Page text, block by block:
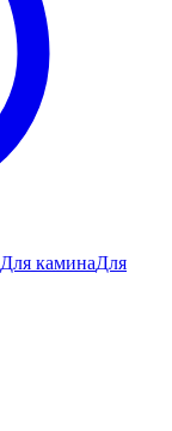
Для каминаДля